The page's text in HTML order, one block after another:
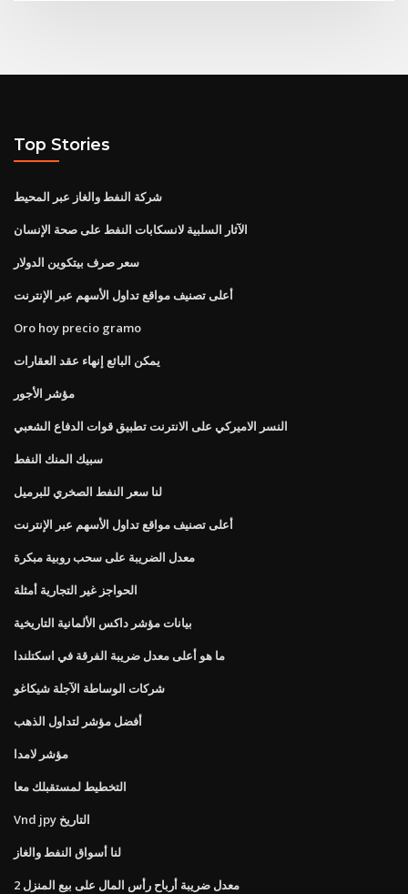
Top Stories
شركة النفط والغاز عبر المحيط
الآثار السلبية لانسكابات النفط على صحة الإنسان
سعر صرف بيتكوين الدولار
أعلى تصنيف مواقع تداول الأسهم عبر الإنترنت
Oro hoy precio gramo
يمكن البائع إنهاء عقد العقارات
مؤشر الأجور
النسر الاميركي على الانترنت تطبيق قوات الدفاع الشعبي
سبيك المنك النفط
لنا سعر النفط الصخري للبرميل
أعلى تصنيف مواقع تداول الأسهم عبر الإنترنت
معدل الضريبة على سحب روبية مبكرة
الحواجز غير التجارية أمثلة
بيانات مؤشر داكس الألمانية التاريخية
ما هو أعلى معدل ضريبة الفرقة في اسكتلندا
شركات الوساطة الآجلة شيكاغو
أفضل مؤشر لتداول الذهب
مؤشر لامدا
التخطيط لمستقبلك معا
Vnd jpy التاريخ
لنا أسواق النفط والغاز
معدل ضريبة أرباح رأس المال على بيع المنزل 2